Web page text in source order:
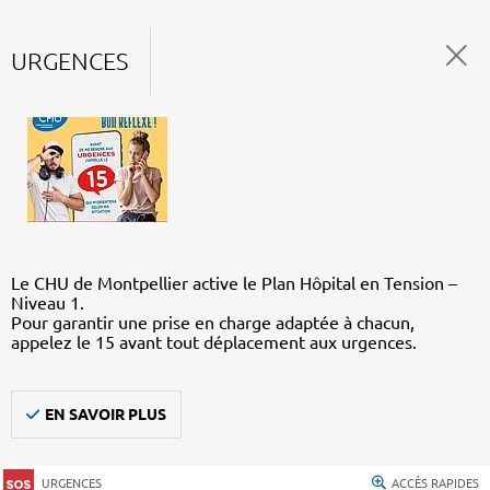
URGENCES
Le CHU de Montpellier active le Plan Hôpital en Tension –
Niveau 1.
Pour garantir une prise en charge adaptée à chacun,
appelez le 15 avant tout déplacement aux urgences.
EN SAVOIR PLUS
URGENCES ACCÈS RAPIDES